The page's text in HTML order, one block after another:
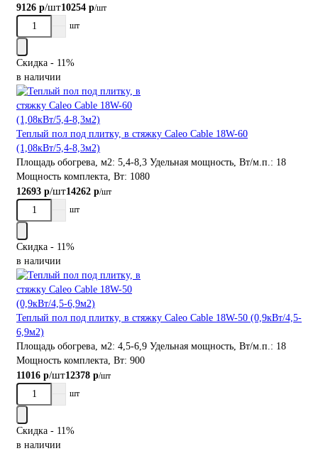
9126 р/шт10254 р/шт
шт
Скидка - 11%
в наличии
Теплый пол под плитку, в стяжку Caleo Cable 18W-60
(1,08кВт/5,4-8,3м2)
Площадь обогрева, м2: 5,4-8,3 Удельная мощность, Вт/м.п.: 18
Мощность комплекта, Вт: 1080
12693 р/шт14262 р/шт
шт
Скидка - 11%
в наличии
Теплый пол под плитку, в стяжку Caleo Cable 18W-50 (0,9кВт/4,5-
6,9м2)
Площадь обогрева, м2: 4,5-6,9 Удельная мощность, Вт/м.п.: 18
Мощность комплекта, Вт: 900
11016 р/шт12378 р/шт
шт
Скидка - 11%
в наличии